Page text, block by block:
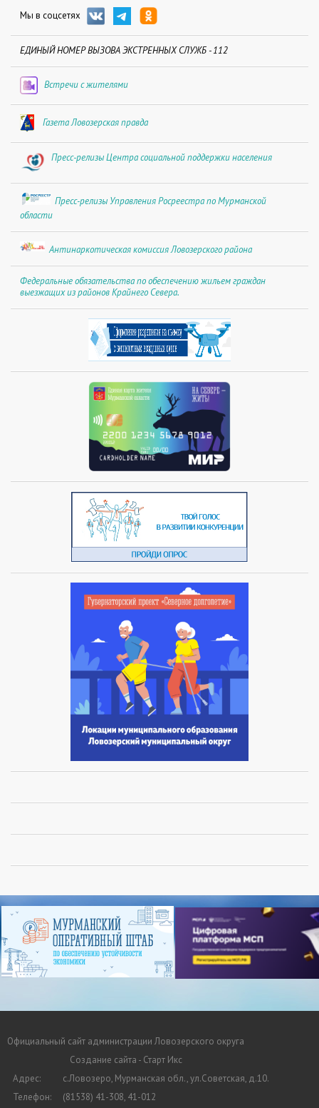
Мы в соцсетях
ЕДИНЫЙ НОМЕР ВЫЗОВА ЭКСТРЕННЫХ СЛУЖБ - 112
Встречи с жителями
Газета Ловозерская правда
Пресс-релизы Центра социальной поддержки населения
Пресс-релизы Управления Росреестра по Мурманской
области
Антинаркотическая комиссия Ловозерского района
Федеральные обязательства по обеспечению жильем граждан
выезжащих из районов Крайнего Севера.
Официальный сайт администрации Ловозерского округа
Создание сайта - Старт Икс
Адрес:
с.Ловозеро, Мурманская обл., ул.Советская, д.10.
Телефон:
(81538) 41-308, 41-012